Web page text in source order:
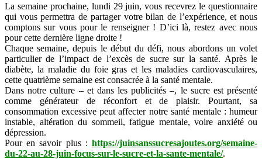
La semaine prochaine, lundi 29 juin, vous recevrez le questionnaire
qui vous permettra de partager votre bilan de l’expérience, et nous
comptons sur vous pour le renseigner ! D’ici là, restez avec nous
pour cette dernière ligne droite !
Chaque semaine, depuis le début du défi, nous abordons un volet
particulier de l’impact de l’excès de sucre sur la santé. Après le
diabète, la maladie du foie gras et les maladies cardiovasculaires,
cette quatrième semaine est consacrée à la santé mentale.
Dans notre culture – et dans les publicités –, le sucre est présenté
comme générateur de réconfort et de plaisir. Pourtant, sa
consommation excessive peut affecter notre santé mentale : humeur
instable, altération du sommeil, fatigue mentale, voire anxiété ou
dépression.
Pour en savoir plus : https://juinsanssucresajoutes.org/semaine-
du-22-au-28-juin-focus-sur-le-sucre-et-la-sante-mentale/.